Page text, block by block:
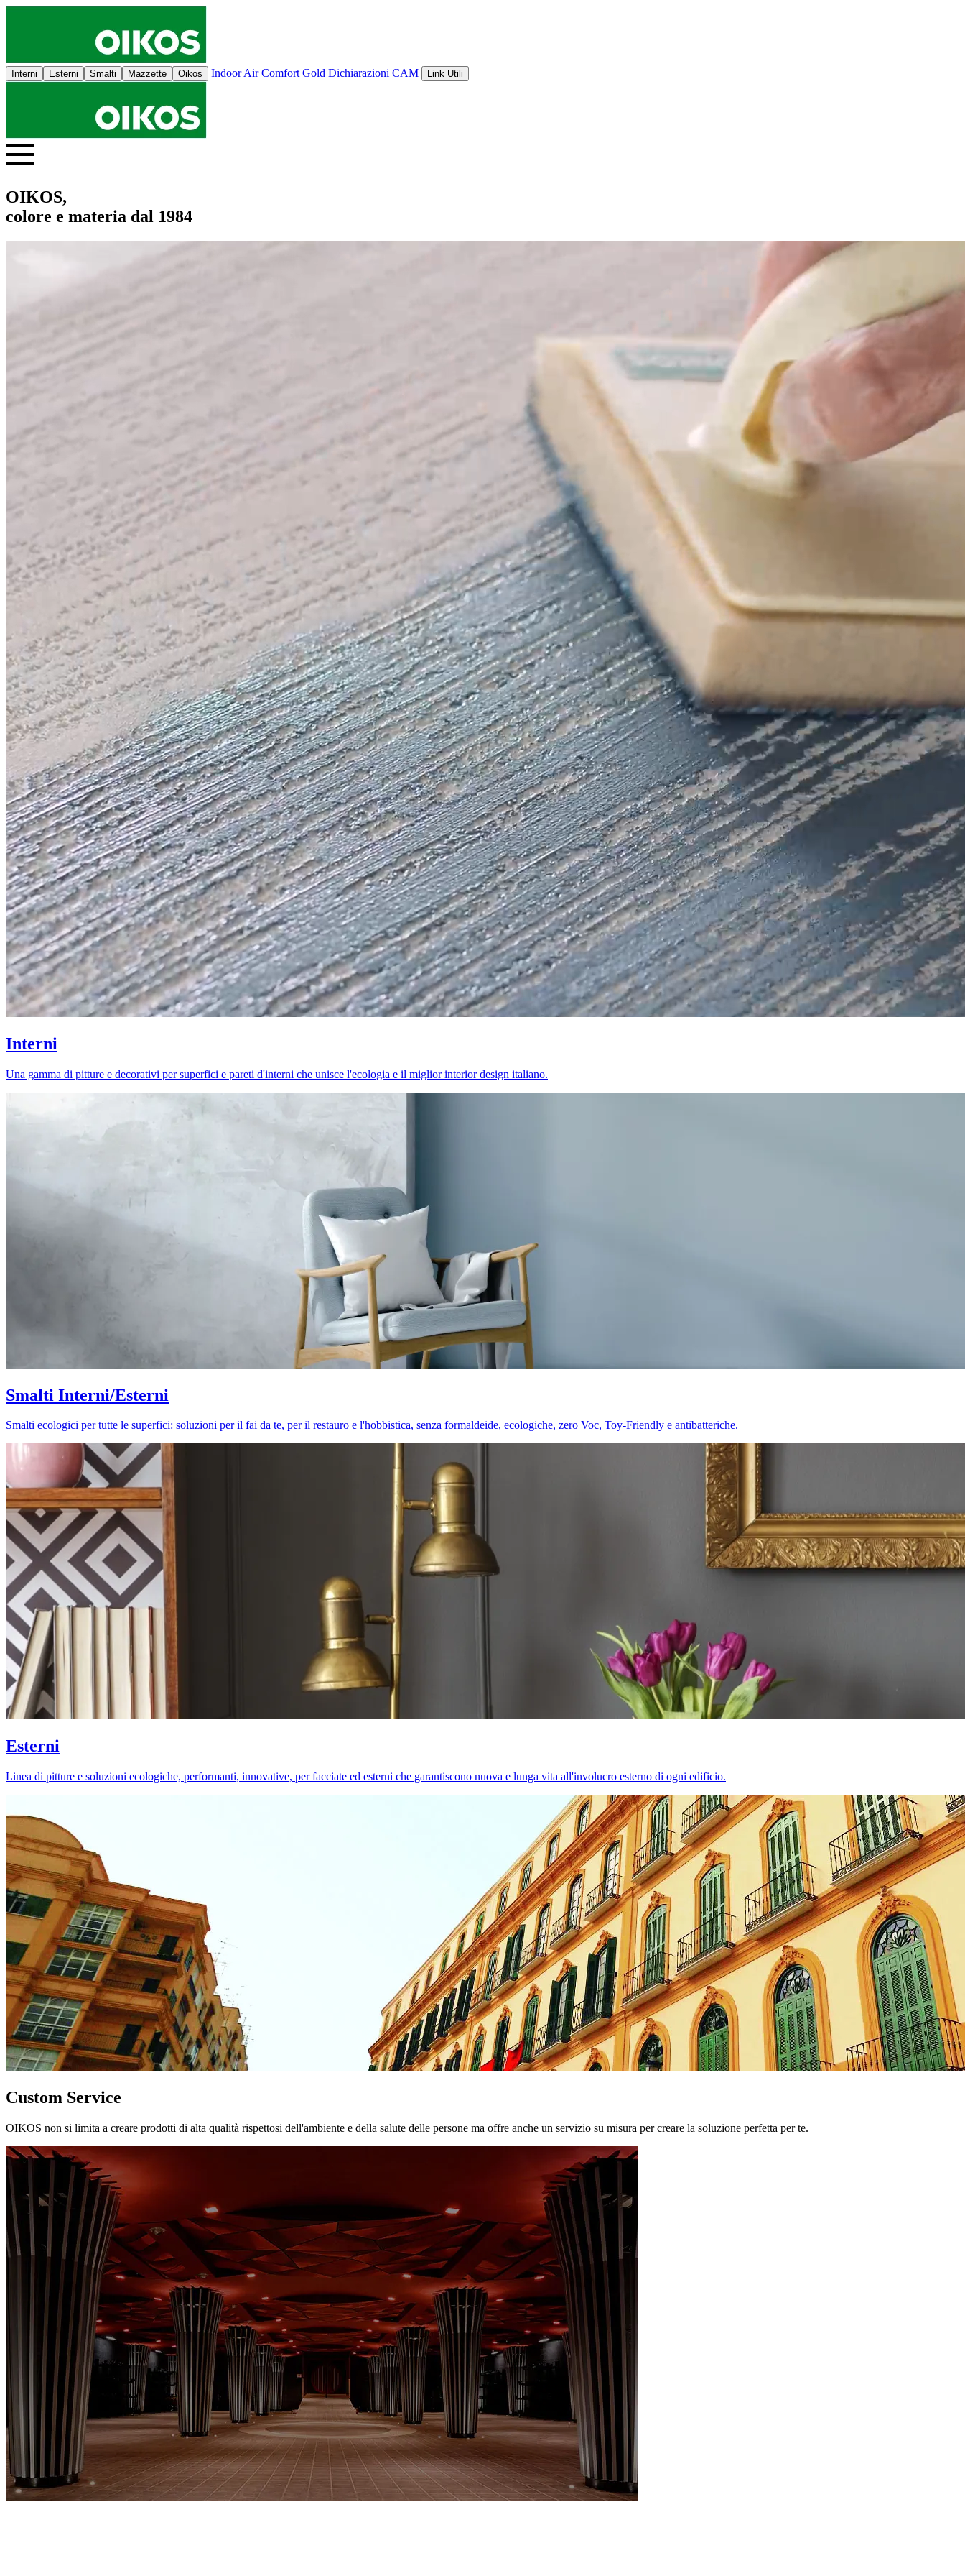
Interni Esterni Smalti Mazzette Oikos Indoor Air Comfort Gold Dichiarazioni CAM Link Utili
OIKOS,
colore e materia dal 1984
Interni
Una gamma di pitture e decorativi per superfici e pareti d'interni che unisce l'ecologia e il miglior interior design italiano.
Smalti Interni/Esterni
Smalti ecologici per tutte le superfici: soluzioni per il fai da te, per il restauro e l'hobbistica, senza formaldeide, ecologiche, zero Voc, Toy-Friendly e antibatteriche.
Esterni
Linea di pitture e soluzioni ecologiche, performanti, innovative, per facciate ed esterni che garantiscono nuova e lunga vita all'involucro esterno di ogni edificio.
Custom Service
OIKOS non si limita a creare prodotti di alta qualità rispettosi dell'ambiente e della salute delle persone ma offre anche un servizio su misura per creare la soluzione perfetta per te.